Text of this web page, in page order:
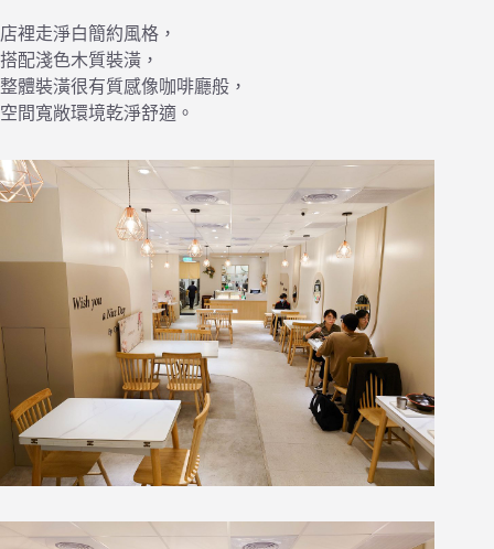
店裡走淨白簡約風格，
搭配淺色木質裝潢，
整體裝潢很有質感像咖啡廳般，
空間寬敞環境乾淨舒適。